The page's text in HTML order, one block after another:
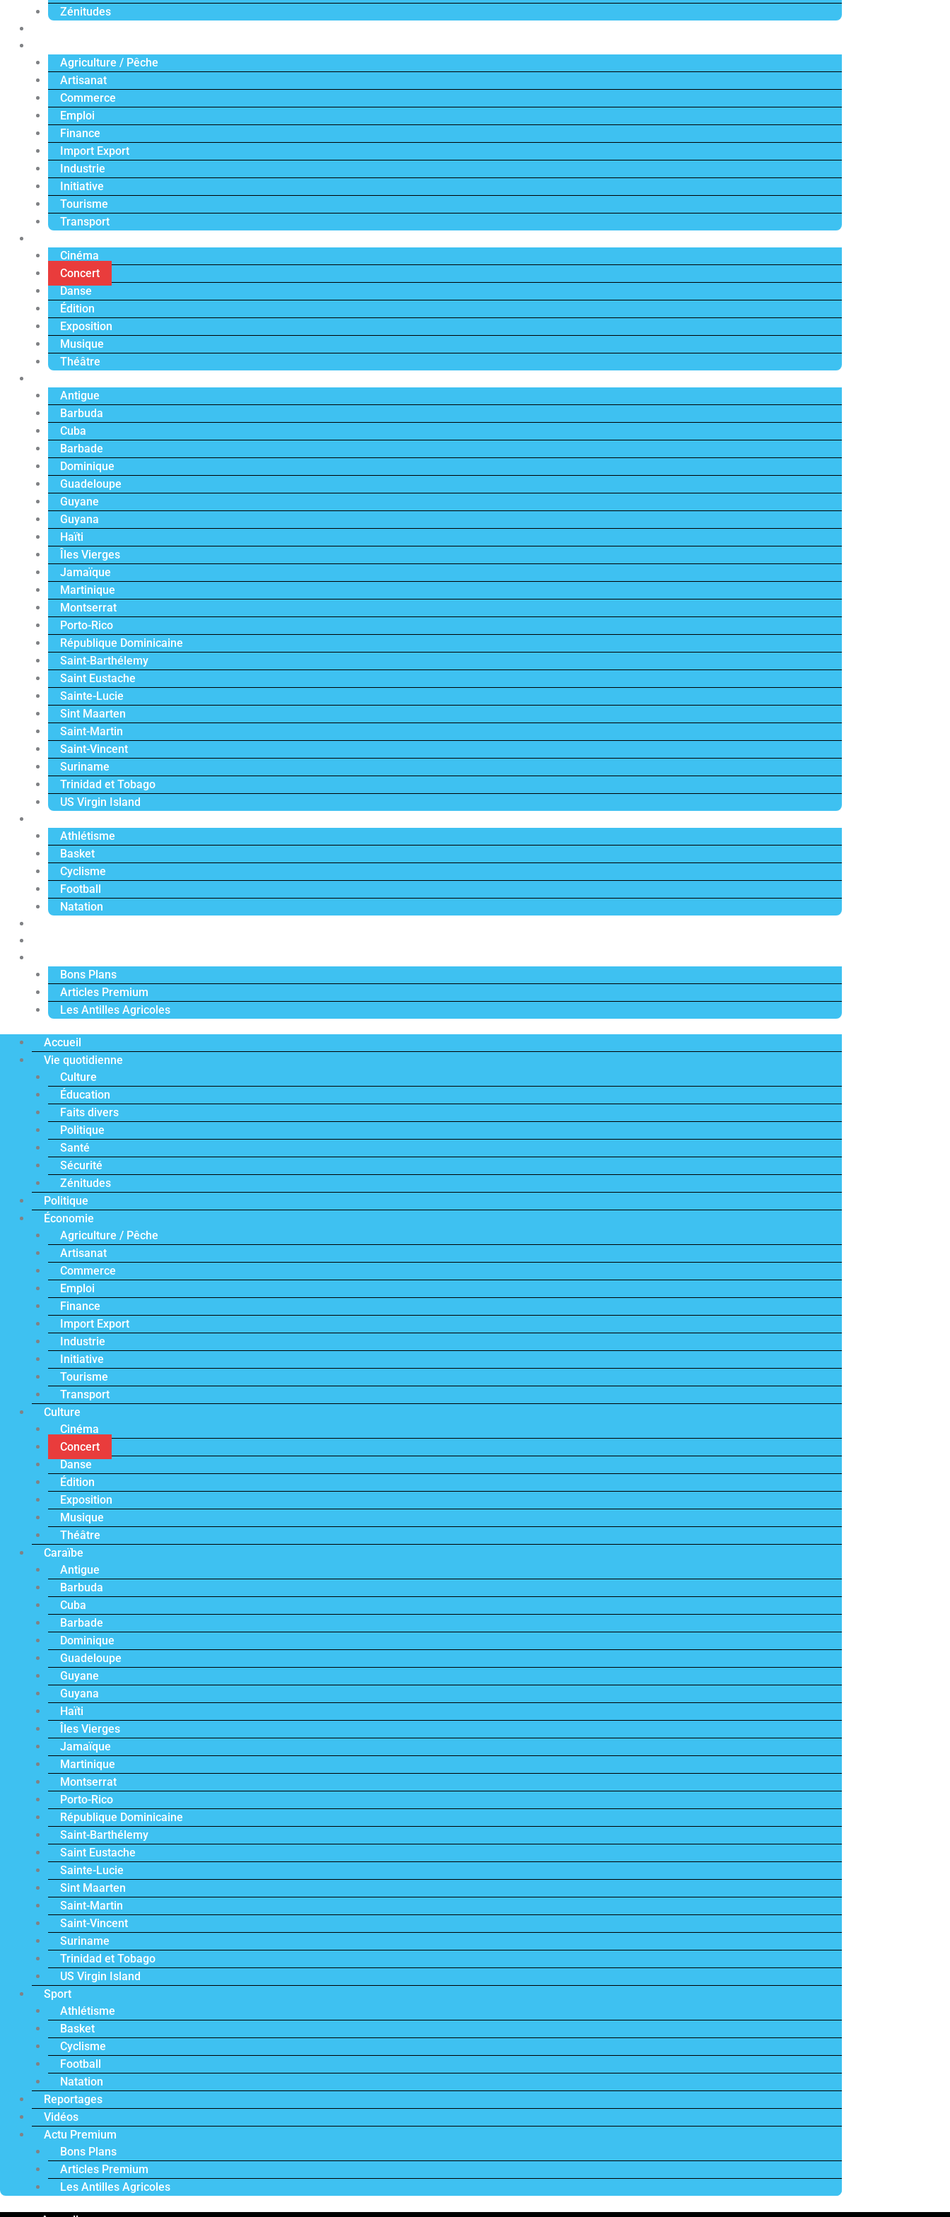
Zénitudes
Agriculture / Pêche
Artisanat
Commerce
Emploi
Finance
Import Export
Industrie
Initiative
Tourisme
Transport
Cinéma
Concert
Danse
Édition
Exposition
Musique
Théâtre
Antigue
Barbuda
Cuba
Barbade
Dominique
Guadeloupe
Guyane
Guyana
Haïti
Îles Vierges
Jamaïque
Martinique
Montserrat
Porto-Rico
République Dominicaine
Saint-Barthélemy
Saint Eustache
Sainte-Lucie
Sint Maarten
Saint-Martin
Saint-Vincent
Suriname
Trinidad et Tobago
US Virgin Island
Athlétisme
Basket
Cyclisme
Football
Natation
Bons Plans
Articles Premium
Les Antilles Agricoles
Accueil
Vie quotidienne
Culture
Éducation
Faits divers
Politique
Santé
Sécurité
Zénitudes
Politique
Économie
Agriculture / Pêche
Artisanat
Commerce
Emploi
Finance
Import Export
Industrie
Initiative
Tourisme
Transport
Culture
Cinéma
Concert
Danse
Édition
Exposition
Musique
Théâtre
Caraïbe
Antigue
Barbuda
Cuba
Barbade
Dominique
Guadeloupe
Guyane
Guyana
Haïti
Îles Vierges
Jamaïque
Martinique
Montserrat
Porto-Rico
République Dominicaine
Saint-Barthélemy
Saint Eustache
Sainte-Lucie
Sint Maarten
Saint-Martin
Saint-Vincent
Suriname
Trinidad et Tobago
US Virgin Island
Sport
Athlétisme
Basket
Cyclisme
Football
Natation
Reportages
Vidéos
Actu Premium
Bons Plans
Articles Premium
Les Antilles Agricoles